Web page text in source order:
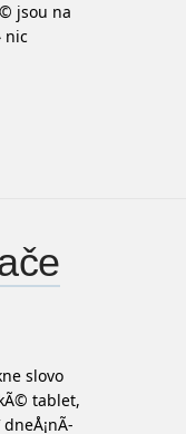
jsou na
nic
slovo
tablet,